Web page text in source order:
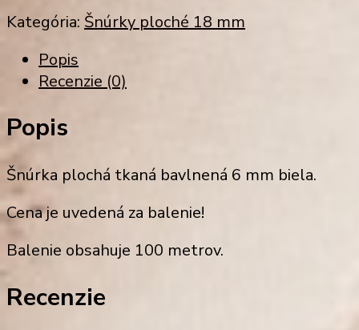
Kategória: Šnúrky ploché 18 mm
Popis
Recenzie (0)
Popis
Šnúrka plochá tkaná bavlnená 6 mm biela.
Cena je uvedená za balenie!
Balenie obsahuje 100 metrov.
Recenzie